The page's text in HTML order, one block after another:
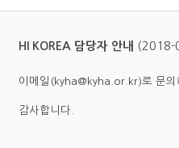
HI KOREA 담당자 안내 (2018-
이메일(kyha@kyha.or.kr)로 문의
감사합니다.